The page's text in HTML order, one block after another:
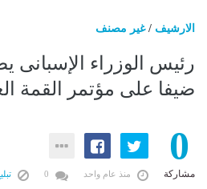
الارشيف /غير مصنف
رئيس الوزراء الإسبانى
ضيفا على مؤتمر القمة
0
مشاركة منذ عام واحد